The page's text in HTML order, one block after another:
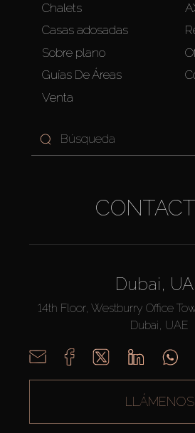
Chalets
Casas adosadas
Sobre plano
Guías De Áreas
Venta
Dubai,
14th Floor, Westburry Office
Dubai, UAE
LLÁMENOS